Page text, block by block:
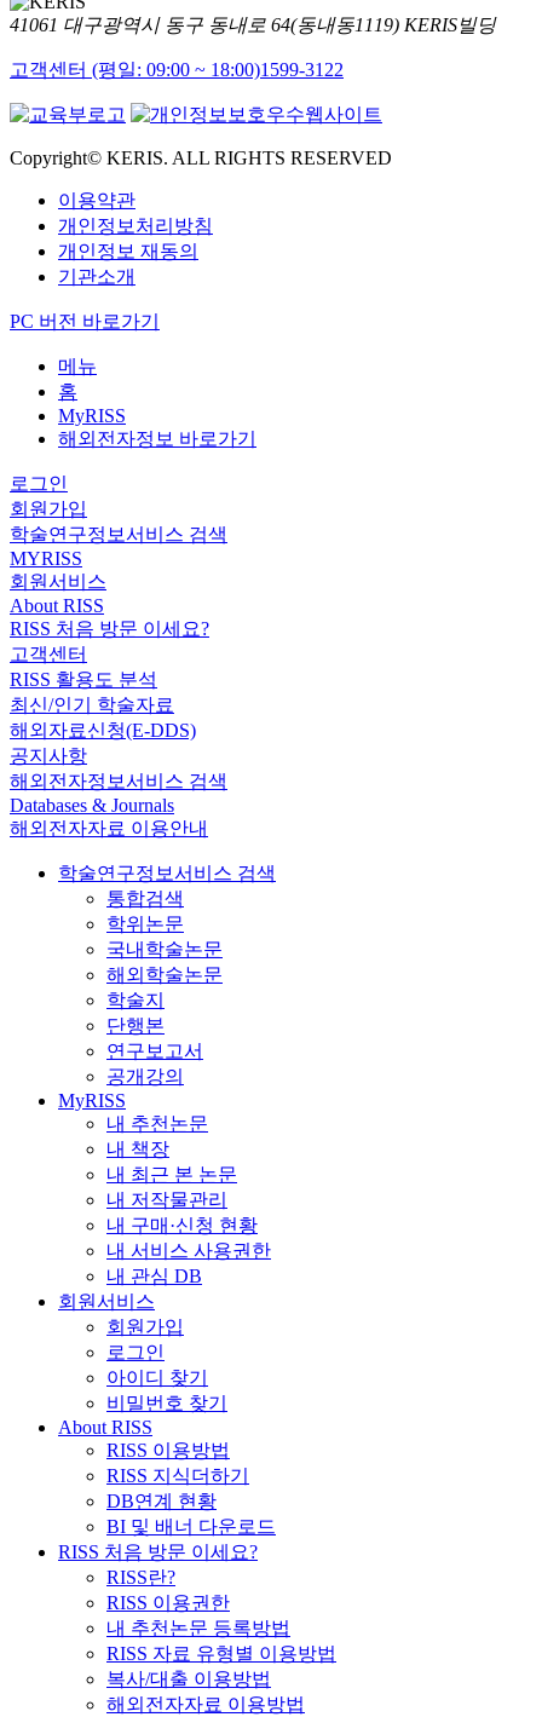
41061 대구광역시 동구 동내로 64(동내동1119) KERIS빌딩
고객센터 (평일: 09:00 ~ 18:00)1599-3122
Copyright© KERIS. ALL RIGHTS RESERVED
이용약관
개인정보처리방침
개인정보 재동의
기관소개
PC 버전 바로가기
메뉴
홈
MyRISS
해외전자정보 바로가기
로그인
회원가입
학술연구정보서비스 검색
MYRISS
회원서비스
About RISS
RISS 처음 방문 이세요?
고객센터
RISS 활용도 분석
최신/인기 학술자료
해외자료신청(E-DDS)
공지사항
해외전자정보서비스 검색
Databases & Journals
해외전자자료 이용안내
학술연구정보서비스 검색
통합검색
학위논문
국내학술논문
해외학술논문
학술지
단행본
연구보고서
공개강의
MyRISS
내 추천논문
내 책장
내 최근 본 논문
내 저작물관리
내 구매·신청 현황
내 서비스 사용권한
내 관심 DB
회원서비스
회원가입
로그인
아이디 찾기
비밀번호 찾기
About RISS
RISS 이용방법
RISS 지식더하기
DB연계 현황
BI 및 배너 다운로드
RISS 처음 방문 이세요?
RISS란?
RISS 이용권한
내 추천논문 등록방법
RISS 자료 유형별 이용방법
복사/대출 이용방법
해외전자자료 이용방법